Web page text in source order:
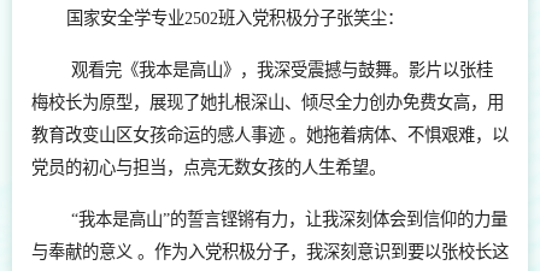
国家安全学专业2502班入党积极分子张笑尘：
观看完《我本是高山》，我深受震撼与鼓舞。影片以张桂
梅校长为原型，展现了她扎根深山、倾尽全力创办免费女高，用
教育改变山区女孩命运的感人事迹 。她拖着病体、不惧艰难，以
党员的初心与担当，点亮无数女孩的人生希望。
“我本是高山”的誓言铿锵有力，让我深刻体会到信仰的力量
与奉献的意义 。作为入党积极分子，我深刻意识到要以张校长这